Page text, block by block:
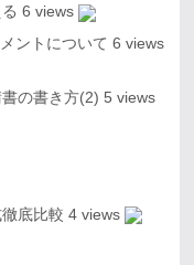
6 views
ントについて 6 views
の書き方(2) 5 views
底比較 4 views